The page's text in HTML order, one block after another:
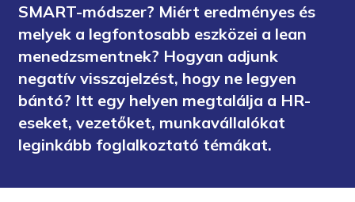
SMART-módszer? Miért eredményes és
melyek a legfontosabb eszközei a lean
menedzsmentnek? Hogyan adjunk
negatív visszajelzést, hogy ne legyen
bántó? Itt egy helyen megtalálja a HR-
eseket, vezetőket, munkavállalókat
leginkább foglalkoztató témákat.